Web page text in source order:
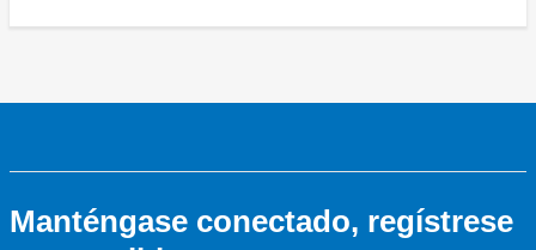
Manténgase conectado, regístrese